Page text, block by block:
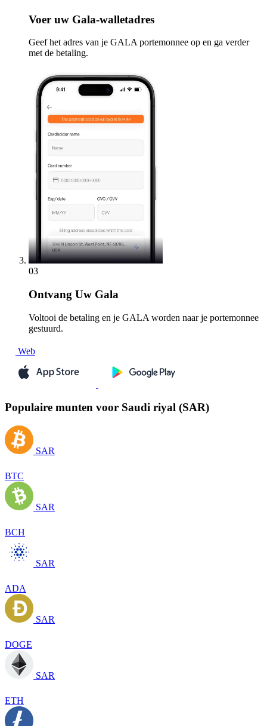
Voer uw Gala-walletadres
Geef het adres van je GALA portemonnee op en ga verder
met de betaling.
03
Ontvang Uw Gala
Voltooi de betaling en je GALA worden naar je portemonnee
gestuurd.
Web
Populaire munten voor Saudi riyal (SAR)
SAR
BTC
SAR
BCH
SAR
ADA
SAR
DOGE
SAR
ETH